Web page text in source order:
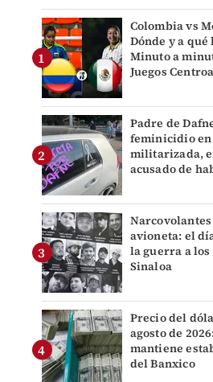
Colombia vs
Dónde y a qué
Minuto a
Juegos
Padre de
feminicidio en
militarizada,
acusado de
avioneta: el
la guerra a
Sinaloa
Precio del
agosto de
mantiene
del Banxico